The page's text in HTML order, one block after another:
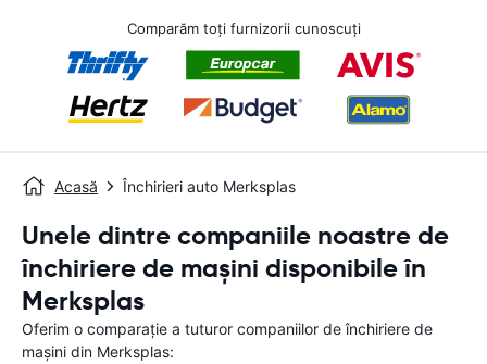
Comparăm toți furnizorii cunoscuți
Acasă Închirieri auto Merksplas
Unele dintre companiile noastre de
închiriere de mașini disponibile în
Merksplas
Oferim o comparație a tuturor companiilor de închiriere de
mașini din Merksplas: